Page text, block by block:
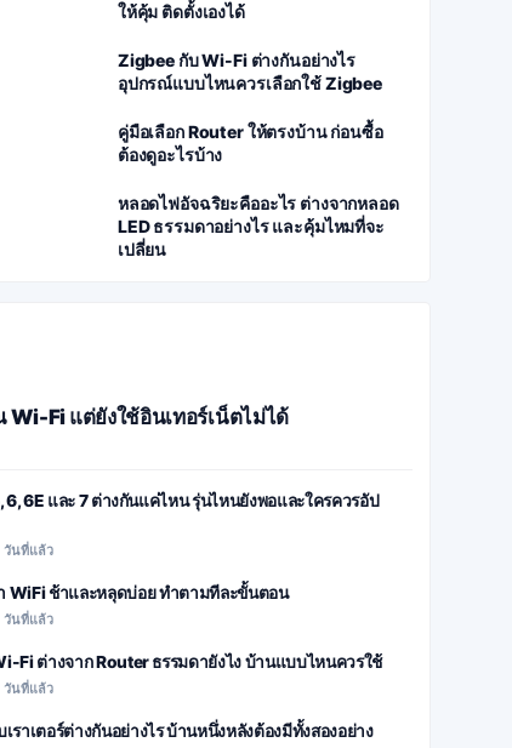
ให้คุ้ม ติดตั้งเองได้
Zigbee กับ Wi-Fi ต่างกันอย่างไร
อุปกรณ์แบบไหนควรเลือกใช้ Zigbee
คู่มือเลือก Router ให้ตรงบ้าน ก่อนซื้อ
ต้องดูอะไรบ้าง
หลอดไฟอัจฉริยะคืออะไร ต่างจากหลอด
LED ธรรมดาอย่างไร และคุ้มไหมที่จะ
เปลี่ยน
Fi แต่ยังใช้อินเทอร์เน็ตไม่ได้
6, 6E และ 7 ต่างกันแค่ไหน รุ่นไหนยังพอและใครควรอัป
วันที่แล้ว
WiFi ช้าและหลุดบ่อย ทำตามทีละขั้นตอน
วันที่แล้ว
Fi ต่างจาก Router ธรรมดายังไง บ้านแบบไหนควรใช้
วันที่แล้ว
เราเตอร์ต่างกันอย่างไร บ้านหนึ่งหลังต้องมีทั้งสองอย่าง